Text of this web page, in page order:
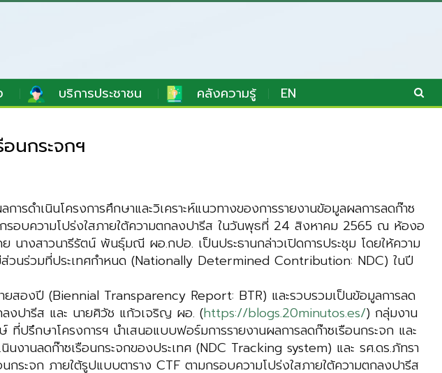
บริการประชาชน คลังความรู้ EN
นกระจกฯ
ดำเนินโครงการศึกษาและวิเคราะห์แนวทางของการรายงานข้อมูลผลการลดก๊าซ
รอบความโปร่งใสภายใต้ความตกลงปารีส ในวันพุธที่ 24 สิงหาคม 2565 ณ ห้องอ
างสาวนารีรัตน์ พันธุ์มณี ผอ.กปอ. เป็นประธานกล่าวเปิดการประชุม โดยให้ความ
ส่วนร่วมที่ประเทศกำหนด (Nationally Determined Contribution: NDC) ในปี
สองปี (Biennial Transparency Report: BTR) และรวบรวมเป็นข้อมูลการลด
ลงปารีส และ นายศิวัช แก้วเจริญ ผอ. (https://blogs.20minutos.es/) กลุ่มงาน
ปรึกษาโครงการฯ นำเสนอแบบฟอร์มการรายงานผลการลดก๊าซเรือนกระจก และ
นงานลดก๊าซเรือนกระจกของประเทศ (NDC Tracking system) และ รศ.ดร.ภัทรา
ระจก ภายใต้รูปแบบตาราง CTF ตามกรอบความโปร่งใสภายใต้ความตกลงปารีส